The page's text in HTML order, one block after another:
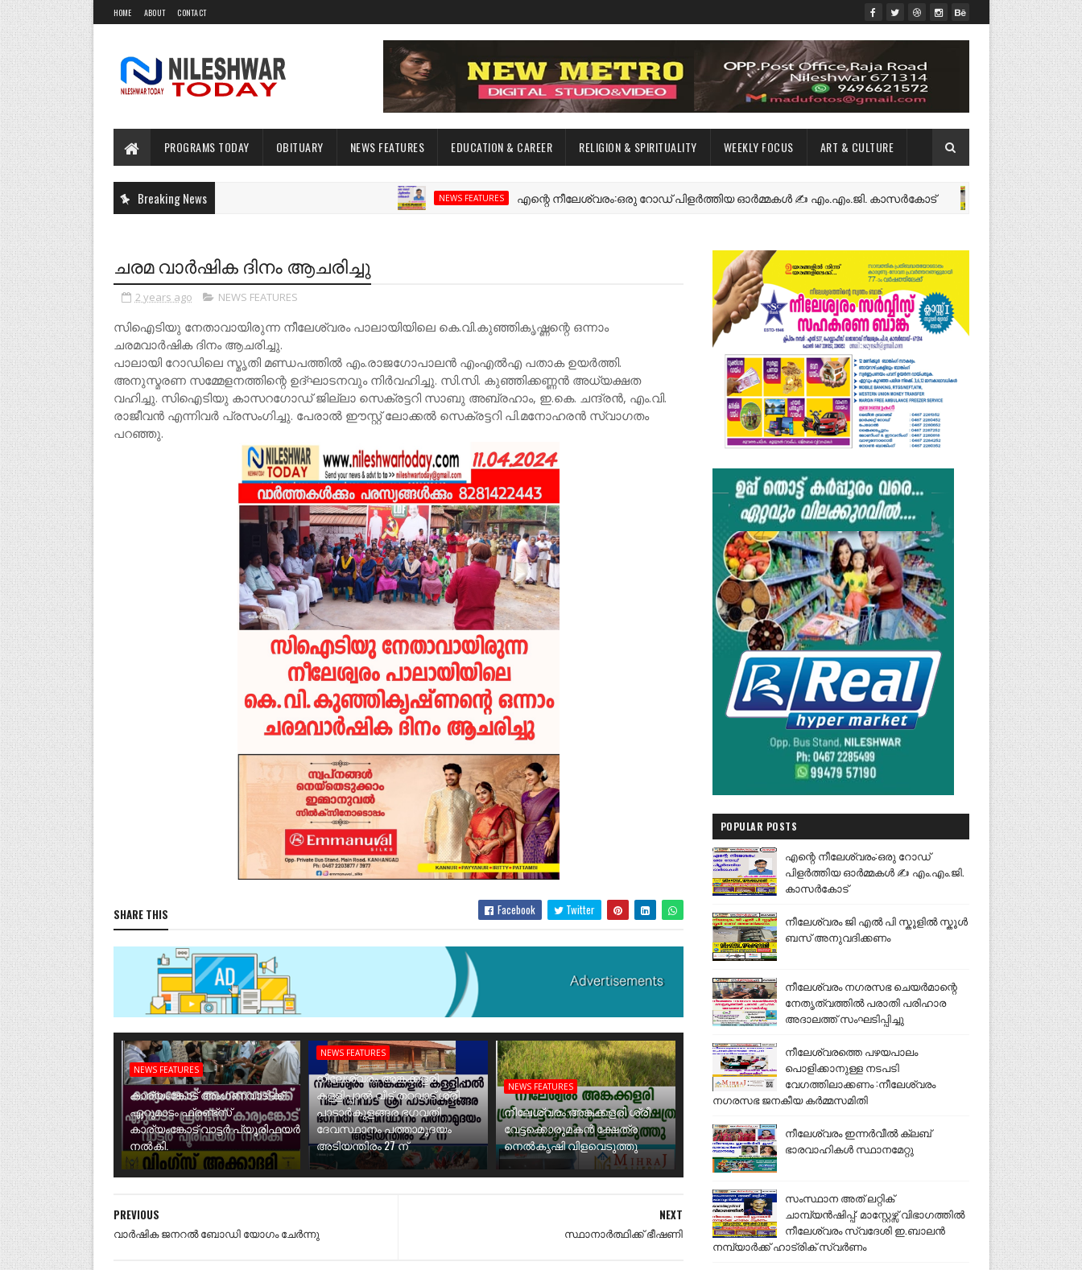
HOME ABOUT CONTACT
PROGRAMS TODAY OBITUARY NEWS FEATURES EDUCATION & CAREER RELIGION & SPIRITUALITY WEEKLY FOCUS ART & CULTURE
Breaking News NEWS FEATURES എന്റെ നീലേശ്വരം:ഒരു റോഡ് പിളർത്തിയ ഓർമ്മകൾ ✍️ എം.എം.ജി. കാസർകോട് NEWS FEATURES
ചരമ വാർഷിക ദിനം ആചരിച്ചു
2 years ago NEWS FEATURES
സിഐടിയു നേതാവായിരുന്ന നീലേശ്വരം പാലായിയിലെ കെ.വി.കുഞ്ഞികൃഷ്ണന്റെ ഒന്നാം
ചരമവാർഷിക ദിനം ആചരിച്ചു.
പാലായി റോഡിലെ സ്മൃതി മണ്ഡപത്തിൽ എം.രാജഗോപാലൻ എംഎൽഎ പതാക ഉയർത്തി.
അനുസ്മരണ സമ്മേളനത്തിന്റെ ഉദ്ഘാടനവും നിർവഹിച്ചു. സി.സി. കുഞ്ഞിക്കണ്ണൻ അധ്യക്ഷത
വഹിച്ചു. സിഐടിയു കാസറഗോഡ് ജില്ലാ സെക്രട്ടറി സാബു അബ്രഹാം, ഇ.കെ. ചന്ദ്രൻ, എം.വി.
രാജീവൻ എന്നിവർ പ്രസംഗിച്ചു. പേരാൽ ഈസ്റ്റ് ലോക്കൽ സെക്രട്ടറി പി.മനോഹരൻ സ്വാഗതം
പറഞ്ഞു.
SHARE THIS Facebook Twitter
NEWS FEATURES
കാര്യംങ്കോട് അംഗണവാടിക്ക്
ഏറുമാടം ഫ്രണ്ട്സ്
കാര്യംങ്കോട് വാട്ടർ പ്യൂരിഫയർ
നൽകി.
NEWS FEATURES
നീലേശ്വരം അങ്കക്കളരി
കള്ളിപ്പാൽ വീട് തറവാട് ശ്രീ
പാടാർകുളങ്ങര ഭഗവതി
ദേവസ്ഥാനം പത്താമുദയം
അടിയന്തിരം 27 ന്
NEWS FEATURES
നീലേശ്വരം അങ്കക്കളരി ശ്രീ
വേട്ടക്കൊരുമകൻ ക്ഷേത്ര
നെൽകൃഷി വിളവെടുത്തു
NEXT
സ്ഥാനാർത്ഥിക്ക് ഭീഷണി
PREVIOUS
വാർഷിക ജനറൽ ബോഡി യോഗം ചേർന്നു
POPULAR POSTS
എന്റെ നീലേശ്വരം:ഒരു റോഡ്
പിളർത്തിയ ഓർമ്മകൾ ✍️ എം.എം.ജി.
കാസർകോട്
നീലേശ്വരം ജി എൽ പി സ്കൂളിൽ സ്കൂൾ
ബസ് അനുവദിക്കണം
നീലേശ്വരം നഗരസഭ ചെയർമാന്റെ
നേതൃത്വത്തിൽ പരാതി പരിഹാര
അദാലത്ത് സംഘടിപ്പിച്ചു
നീലേശ്വരത്തെ പഴയപാലം
പൊളിക്കാനുള്ള നടപടി
വേഗത്തിലാക്കണം :നീലേശ്വരം
നഗരസഭ ജനകീയ കർമ്മസമിതി
നീലേശ്വരം ഇന്നർവീൽ ക്ലബ്
ഭാരവാഹികൾ സ്ഥാനമേറ്റു
സംസ്ഥാന അത് ലറ്റിക്
ചാമ്പ്യൻഷിപ്പ്: മാസ്റ്റേഴ്സ് വിഭാഗത്തിൽ
നീലേശ്വരം സ്വദേശി ഇ.ബാലൻ
നമ്പ്യാർക്ക് ഹാട്രിക് സ്വർണം